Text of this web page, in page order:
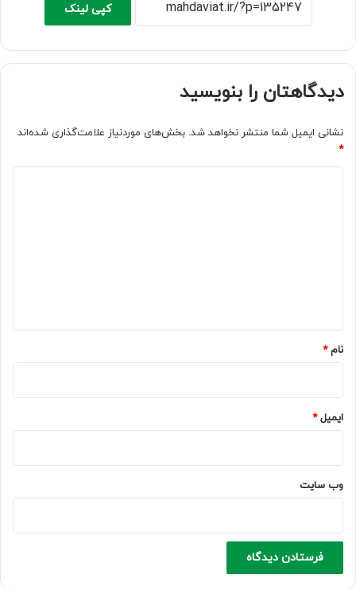
کپی لینک
دیدگاهتان را بنویسید
نشانی ایمیل شما منتشر نخواهد شد. بخش‌های موردنیاز علامت‌گذاری شده‌اند
*
نام*
ایمیل*
وب‌ سایت